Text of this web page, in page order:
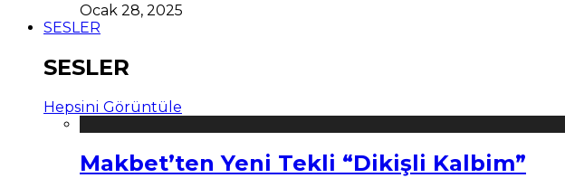
Ocak 28, 2025
SESLER
SESLER
Hepsini Görüntüle
Makbet’ten Yeni Tekli “Dikişli Kalbim”